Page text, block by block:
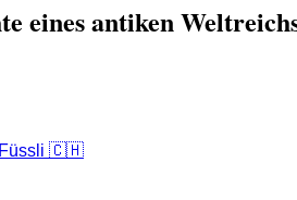
eines antiken
🇨🇭